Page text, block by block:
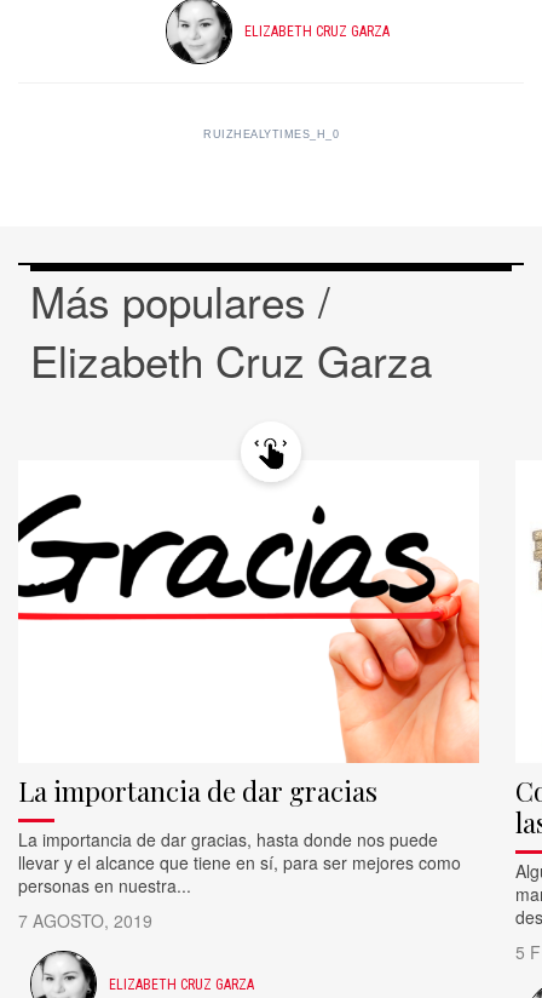
ELIZABETH CRUZ GARZA
RUIZHEALYTIMES_H_0
Más populares /
Elizabeth Cruz Garza
La importancia de dar gracias
La importancia de dar gracias, hasta donde nos puede
llevar y el alcance que tiene en sí, para ser mejores como
personas en nuestra...
7 AGOSTO, 2019
ELIZABETH CRUZ GARZA
5